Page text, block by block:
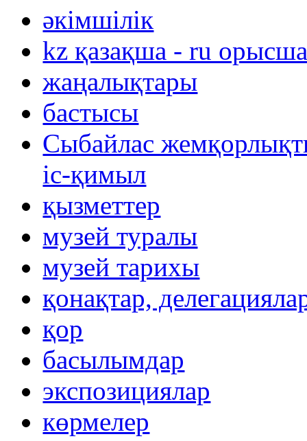
әкімшілік
kz қазақша - ru
жаңалықтары
бастысы
Сыбайлас
іс-қимыл
қызметтер
музей туралы
музей тарихы
қонақтар,
қор
басылымдар
экспозициялар
көрмелер